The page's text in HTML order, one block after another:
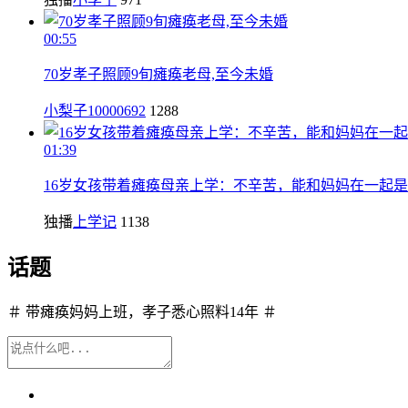
00:55
70岁孝子照顾9旬瘫痪老母,至今未婚
小梨子10000692 1288
01:39
16岁女孩带着瘫痪母亲上学：不辛苦，能和妈妈在一起
独播 上学记 1138
话题
＃ 带瘫痪妈妈上班，孝子悉心照料14年 ＃